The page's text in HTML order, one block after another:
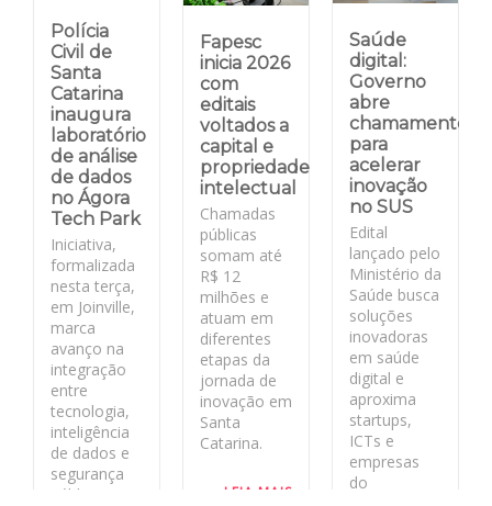
Polícia
Civil de
Santa
Catarina
inaugura
laboratório
de análise
de dados
no Ágora
Tech Park
Iniciativa,
formalizada
nesta terça,
em Joinville,
marca
avanço na
integração
entre
tecnologia,
inteligência
de dados e
segurança
pública no
Fapesc
inicia 2026
com
editais
voltados a
capital e
propriedade
intelectual
Chamadas
públicas
somam até
R$ 12
milhões e
atuam em
diferentes
etapas da
jornada de
inovação em
Santa
Catarina.
LEIA MAIS
Saúde
digital:
Governo
abre
chamamento
para
acelerar
inovação
no SUS
Edital
lançado pelo
Ministério da
Saúde busca
soluções
inovadoras
em saúde
digital e
aproxima
startups,
ICTs e
empresas
do